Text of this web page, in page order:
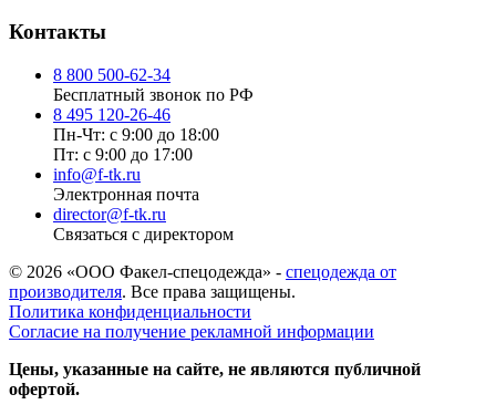
Контакты
8 800 500-62-34
Бесплатный звонок по РФ
8 495 120-26-46
Пн-Чт: с 9:00 до 18:00
Пт: с 9:00 до 17:00
info@f-tk.ru
Электронная почта
director@f-tk.ru
Связаться с директором
© 2026 «ООО Факел-спецодежда» - спецодежда от
производителя. Все права защищены.
Политика конфиденциальности
Согласие на получение рекламной информации
Цены, указанные на сайте, не являются публичной
офертой.